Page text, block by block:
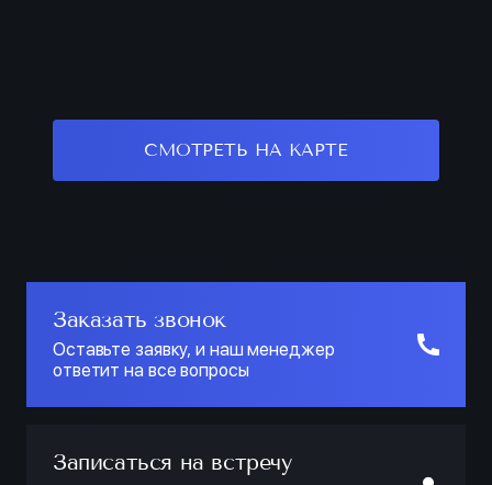
СМОТРЕТЬ НА КАРТЕ
Заказать звонок
Оставьте заявку, и наш менеджер
ответит на все вопросы
Записаться на встречу